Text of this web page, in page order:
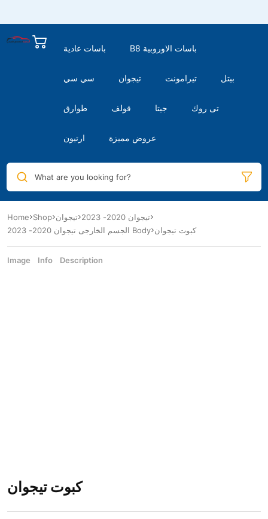
باسات عادية B8 باسات الاوروبية
سي سي تيجوان تيرامونت بيتل
طوارق قولف جيتا تى روك
ارتيون عروض مميزة
What are you looking for?
Home Shop تيجوان
تيجوان 2020- 2023
الجسم الخارجى تيجوان 2020- 2023 Body كبوت تيجوان
Image Info Description
كبوت تيجوان